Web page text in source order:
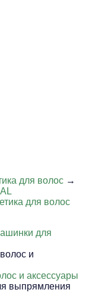
для волос →
для волос
для
и аксессуары